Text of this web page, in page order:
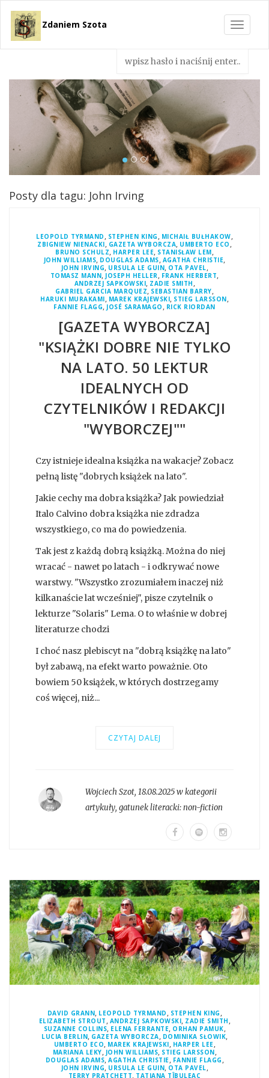
Toggle
Zdaniem Szota
Posty dla tagu: John Irving
LEOPOLD TYRMAND , STEPHEN KING , MICHAIŁ BUŁHAKOW,
ZBIGNIEW NIENACKI, GAZETA WYBORCZA, UMBERTO ECO ,
BRUNO SCHULZ, HARPER LEE, STANISŁAW LEM,
JOHN WILLIAMS, DOUGLAS ADAMS, AGATHA CHRISTIE,
JOHN IRVING, URSULA LE GUIN, OTA PAVEL,
TOMASZ MANN, JOSEPH HELLER, FRANK HERBERT,
ANDRZEJ SAPKOWSKI, ZADIE SMITH ,
GABRIEL GARCIA MARQUEZ, SEBASTIAN BARRY,
HARUKI MURAKAMI, MAREK KRAJEWSKI, STIEG LARSSON,
FANNIE FLAGG, JOSÉ SARAMAGO , RICK RIORDAN
[GAZETA WYBORCZA]
"KSIĄŻKI DOBRE NIE TYLKO
NA LATO. 50 LEKTUR
IDEALNYCH OD
CZYTELNIKÓW I REDAKCJI
"WYBORCZEJ""
Czy istnieje idealna książka na wakacje? Zobacz
pełną listę "dobrych książek na lato".
Jakie cechy ma dobra książka? Jak powiedział
Italo Calvino dobra książka nie zdradza
wszystkiego, co ma do powiedzenia.
Tak jest z każdą dobrą książką. Można do niej
wracać - nawet po latach - i odkrywać nowe
warstwy. "Wszystko zrozumiałem inaczej niż
kilkanaście lat wcześniej", pisze czytelnik o
lekturze "Solaris" Lema. O to właśnie w dobrej
literaturze chodzi
I choć nasz plebiscyt na "dobrą książkę na lato"
był zabawą, na efekt warto poważnie. Oto
bowiem 50 książek, w których dostrzegamy
coś więcej, niż...
CZYTAJ DALEJ
Wojciech Szot, 18.08.2025 w kategorii
artykuły, gatunek literacki:non-fiction
DAVID GRANN, LEOPOLD TYRMAND , STEPHEN KING ,
ELIZABETH STROUT , ANDRZEJ SAPKOWSKI, ZADIE SMITH ,
SUZANNE COLLINS, ELENA FERRANTE, ORHAN PAMUK,
LUCIA BERLIN, GAZETA WYBORCZA, DOMINIKA SŁOWIK,
UMBERTO ECO, MAREK KRAJEWSKI, HARPER LEE,
MARIANA LEKY, JOHN WILLIAMS, STIEG LARSSON,
DOUGLAS ADAMS, AGATHA CHRISTIE, FANNIE FLAGG ,
JOHN IRVING, URSULA LE GUIN, OTA PAVEL,
TERRY PRATCHETT, TATIANA TÎBULEAC